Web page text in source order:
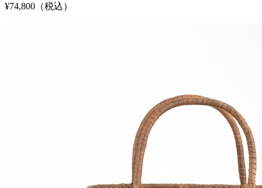
¥74,800（税込）